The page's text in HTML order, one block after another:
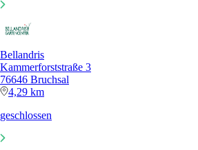
Bellandris
Kammerforststraße 3
76646 Bruchsal
4,29 km
geschlossen